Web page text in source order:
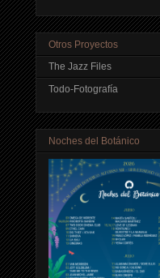
Otros Proyectos
The Jazz Files
Todo-Fotografía
Noches del Botánico